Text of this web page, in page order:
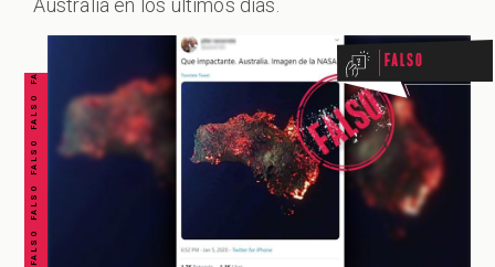
FALSO FALSO FALSO FALSO FALSO FALSO FALSO Falso